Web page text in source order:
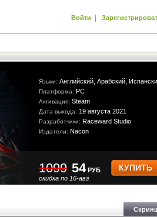
Войти |
Языки: Английский, Арабский,
Платформа: PC
Активация: Steam
Дата выхода: 19 августа 2021
Разработчики: Raceward Studio
Издатели: Nacon
1099
скидка по 16-авг
54РУБ КУПИТЬ